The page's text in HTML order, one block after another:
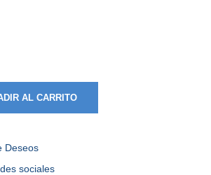
AL CARRITO
Deseos
sociales